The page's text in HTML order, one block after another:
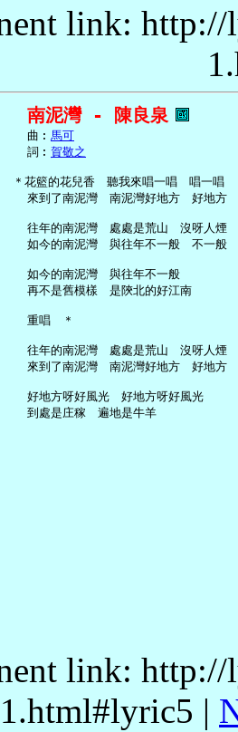
link:
南泥灣 - 陳良泉
曲︰
馬可
詞︰
賀敬之
＊花籃的花兒香　聽我來唱一唱　唱一唱
來到了南泥灣　南泥灣好地方　好地方
往年的南泥灣　處處是荒山　沒呀人煙
如今的南泥灣　與往年不一般　不一般
如今的南泥灣　與往年不一般
再不是舊模樣　是陝北的好江南
重唱　＊
往年的南泥灣　處處是荒山　沒呀人煙
來到了南泥灣　南泥灣好地方　好地方
好地方呀好風光　好地方呀好風光
link:
1.html#lyric5 |